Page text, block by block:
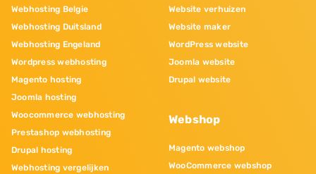
Webhosting Belgie
Webhosting Duitsland
Webhosting Engeland
Wordpress webhosting
Magento hosting
Joomla hosting
Woocommerce webhosting
Prestashop webhosting
Drupal hosting
Webhosting vergelijken
Website verhuizen
Website maker
WordPress website
Joomla website
Drupal website
Webshop
Magento webshop
WooCommerce webshop